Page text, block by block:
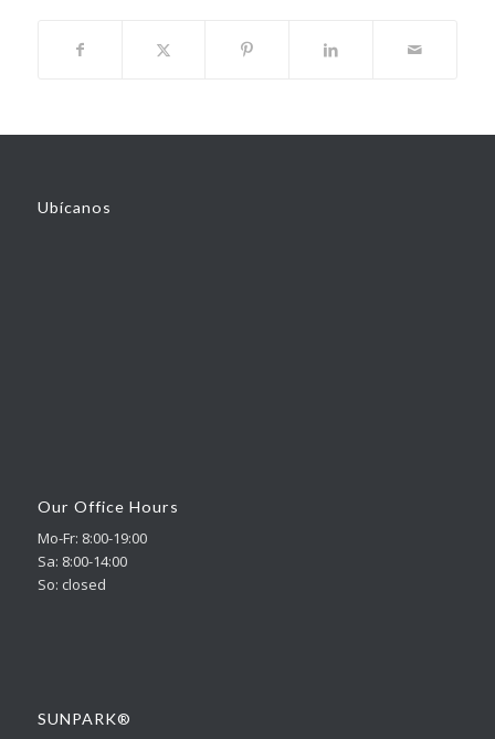
Ubícanos
Our Office Hours
Mo-Fr: 8:00-19:00
Sa: 8:00-14:00
So: closed
SUNPARK®